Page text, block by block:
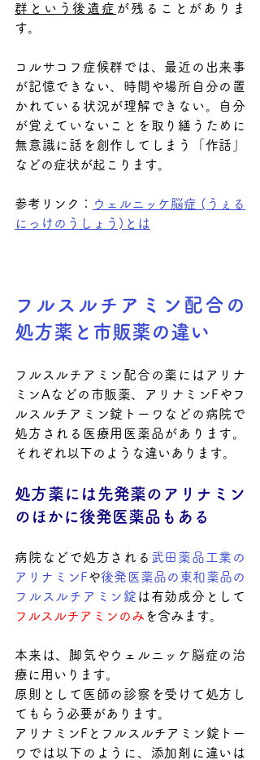
群という後遺症 が残ることがありま
す。
コルサコフ症候群では、最近の出来事
が記憶できない、時間や場所自分の置
かれている状況が理解できない。自分
が覚えていないことを取り繕うために
無意識に話を創作してしまう「作話」
などの症状が起こります。
参考リンク：
ウェルニッケ脳症 (うぇる
にっけのうしょう)とは
フルスルチアミン配合の
処方薬と市販薬の違い
フルスルチアミン配合の薬にはアリナ
ミンAなどの市販薬、アリナミンFやフ
ルスルチアミン錠トーワなどの病院で
処方される医療用医薬品があります。
それぞれ以下のような違いあります。
処方薬には先発薬のアリナミン
のほかに後発医薬品もある
病院などで処方される 武田薬品工業の
アリナミンFや後発医薬品の東和薬品の
フルスルチアミン錠 は有効成分として
フルスルチアミンのみ を含みます。
本来は、脚気や ウェルニッケ脳症の治
療に用いります。
原則として医師の診察を受けて処方し
てもらう必要があります。
アリナミンFとフルスルチアミン錠トー
ワでは以下のように、添加剤に違いは